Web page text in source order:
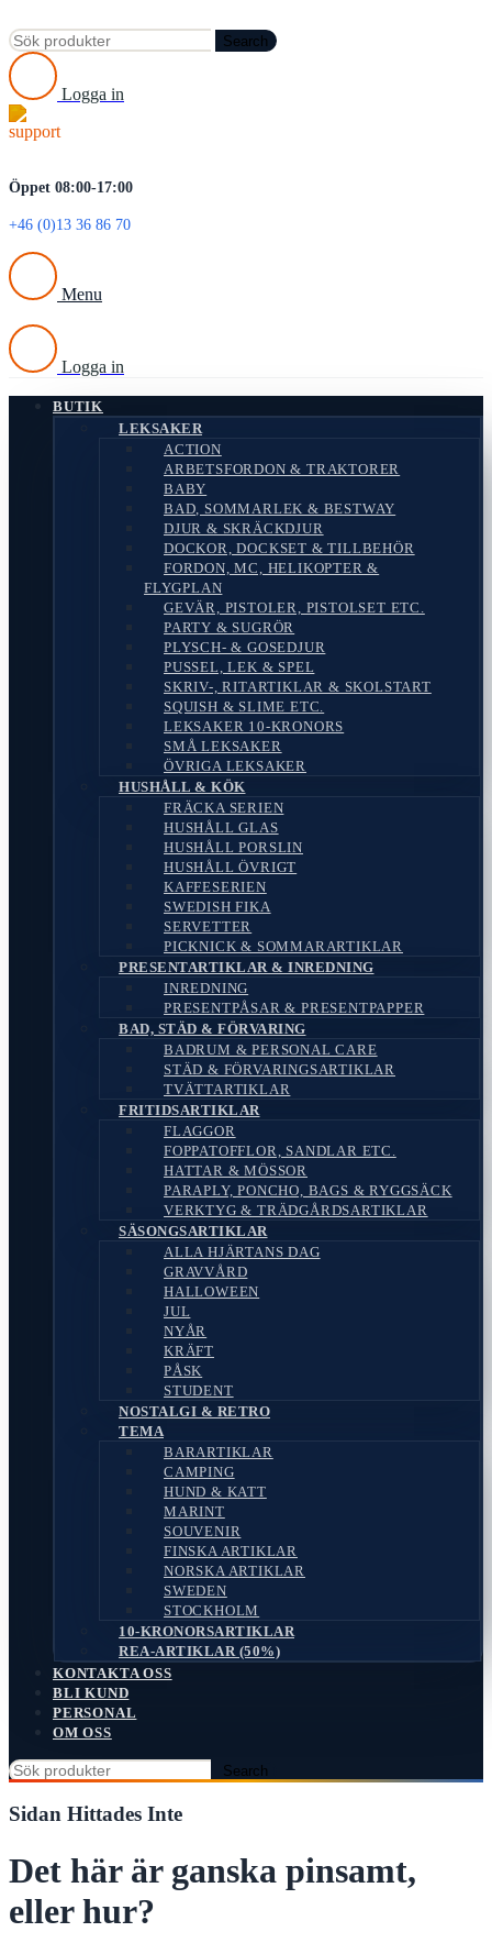
Search
Logga in
Öppet 08:00-17:00
+46 (0)13 36 86 70
Menu
Logga in
BUTIK
LEKSAKER
ACTION
ARBETSFORDON & TRAKTORER
BABY
BAD, SOMMARLEK & BESTWAY
DJUR & SKRÄCKDJUR
DOCKOR, DOCKSET & TILLBEHÖR
FORDON, MC, HELIKOPTER &
FLYGPLAN
GEVÄR, PISTOLER, PISTOLSET ETC.
PARTY & SUGRÖR
PLYSCH- & GOSEDJUR
PUSSEL, LEK & SPEL
SKRIV-, RITARTIKLAR & SKOLSTART
SQUISH & SLIME ETC.
LEKSAKER 10-KRONORS
SMÅ LEKSAKER
ÖVRIGA LEKSAKER
HUSHÅLL & KÖK
FRÄCKA SERIEN
HUSHÅLL GLAS
HUSHÅLL PORSLIN
HUSHÅLL ÖVRIGT
KAFFESERIEN
SWEDISH FIKA
SERVETTER
PICKNICK & SOMMARARTIKLAR
PRESENTARTIKLAR & INREDNING
INREDNING
PRESENTPÅSAR & PRESENTPAPPER
BAD, STÄD & FÖRVARING
BADRUM & PERSONAL CARE
STÄD & FÖRVARINGSARTIKLAR
TVÄTTARTIKLAR
FRITIDSARTIKLAR
FLAGGOR
FOPPATOFFLOR, SANDLAR ETC.
HATTAR & MÖSSOR
PARAPLY, PONCHO, BAGS & RYGGSÄCK
VERKTYG & TRÄDGÅRDSARTIKLAR
SÄSONGSARTIKLAR
ALLA HJÄRTANS DAG
GRAVVÅRD
HALLOWEEN
JUL
NYÅR
KRÄFT
PÅSK
STUDENT
NOSTALGI & RETRO
TEMA
BARARTIKLAR
CAMPING
HUND & KATT
MARINT
SOUVENIR
FINSKA ARTIKLAR
NORSKA ARTIKLAR
SWEDEN
STOCKHOLM
10-KRONORSARTIKLAR
REA-ARTIKLAR (50%)
KONTAKTA OSS
BLI KUND
PERSONAL
OM OSS
Search
Sidan Hittades Inte
Det här är ganska pinsamt,
eller hur?